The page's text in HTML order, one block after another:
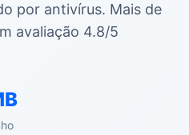
por antivírus. Mais de
avaliação 4.8/5